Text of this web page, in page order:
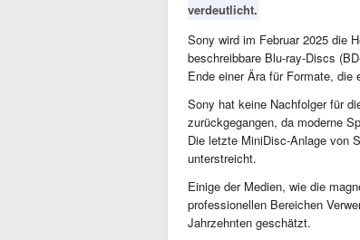
verdeutlicht.
Sony wird im Februar 2025 die
beschreibbare Blu-ray-Discs
Ende einer Ära für Formate, die
Sony hat keine Nachfolger für
zurückgegangen, da moderne
Die letzte MiniDisc-Anlage von
unterstreicht.
Einige der Medien, wie die
professionellen Bereichen
Jahrzehnten geschätzt.